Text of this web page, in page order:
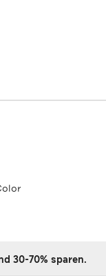
30-70% sparen.